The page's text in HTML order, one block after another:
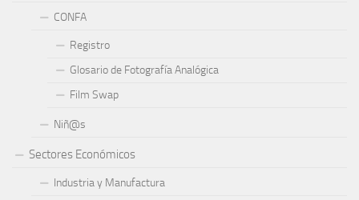
CONFA
Registro
Glosario de Fotografía Analógica
Film Swap
Niñ@s
Sectores Económicos
Industria y Manufactura